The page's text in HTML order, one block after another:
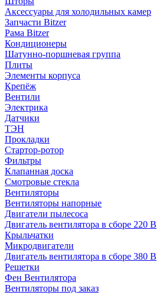
Аксессуары для холодильных камер
Запчасти Bitzer
Рама Bitzer
Кондиционеры
Шатунно-поршневая группа
Плиты
Элементы корпуса
Крепёж
Вентили
Электрика
Датчики
ТЭН
Прокладки
Стартор-ротор
Фильтры
Клапанная доска
Смотровые стекла
Вентиляторы
Вентиляторы напорные
Двигатели пылесоса
Двигатель вентилятора в сборе 220 В
Крыльчатки
Микродвигатели
Двигатель вентилятора в сборе 380 В
Решетки
Фен Вентилятора
Вентиляторы под заказ